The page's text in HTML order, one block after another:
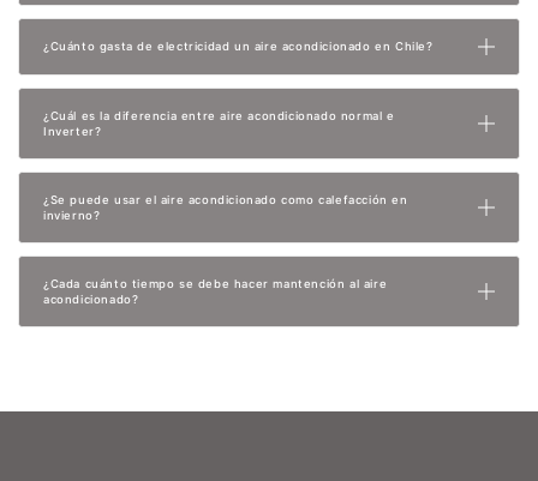
¿Cuánto gasta de electricidad un aire acondicionado en Chile?
¿Cuál es la diferencia entre aire acondicionado normal e
Inverter?
¿Se puede usar el aire acondicionado como calefacción en
invierno?
¿Cada cuánto tiempo se debe hacer mantención al aire
acondicionado?